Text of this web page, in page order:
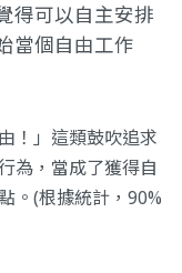
得可以自主安排
當個自由工作
！」這類鼓吹追求
為，當成了獲得自
。(根據統計，90%